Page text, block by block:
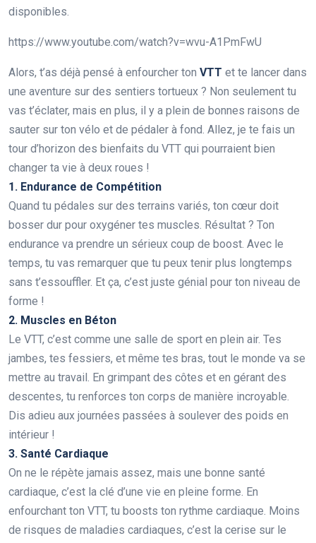
disponibles.
https://www.youtube.com/watch?v=wvu-A1PmFwU
Alors, t’as déjà pensé à enfourcher ton VTT et te lancer dans
une aventure sur des sentiers tortueux ? Non seulement tu
vas t’éclater, mais en plus, il y a plein de bonnes raisons de
sauter sur ton vélo et de pédaler à fond. Allez, je te fais un
tour d’horizon des bienfaits du VTT qui pourraient bien
changer ta vie à deux roues !
1. Endurance de Compétition
Quand tu pédales sur des terrains variés, ton cœur doit
bosser dur pour oxygéner tes muscles. Résultat ? Ton
endurance va prendre un sérieux coup de boost. Avec le
temps, tu vas remarquer que tu peux tenir plus longtemps
sans t’essouffler. Et ça, c’est juste génial pour ton niveau de
forme !
2. Muscles en Béton
Le VTT, c’est comme une salle de sport en plein air. Tes
jambes, tes fessiers, et même tes bras, tout le monde va se
mettre au travail. En grimpant des côtes et en gérant des
descentes, tu renforces ton corps de manière incroyable.
Dis adieu aux journées passées à soulever des poids en
intérieur !
3. Santé Cardiaque
On ne le répète jamais assez, mais une bonne santé
cardiaque, c’est la clé d’une vie en pleine forme. En
enfourchant ton VTT, tu boosts ton rythme cardiaque. Moins
de risques de maladies cardiaques, c’est la cerise sur le